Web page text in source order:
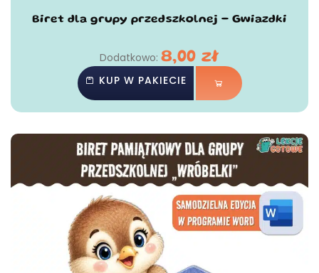
Biret dla grupy przedszkolnej - Gwiazdki
Dodatkowo:8,00zł
KUP W PAKIECIE